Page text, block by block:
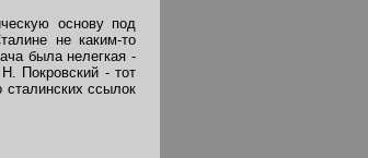
основу под
не каким-то
была нелегкая -
Покровский - тот
сталинских ссылок